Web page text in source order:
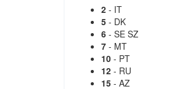
2- IT
5- DK
6- SE SZ
7- MT
10- PT
12- RU
15- AZ